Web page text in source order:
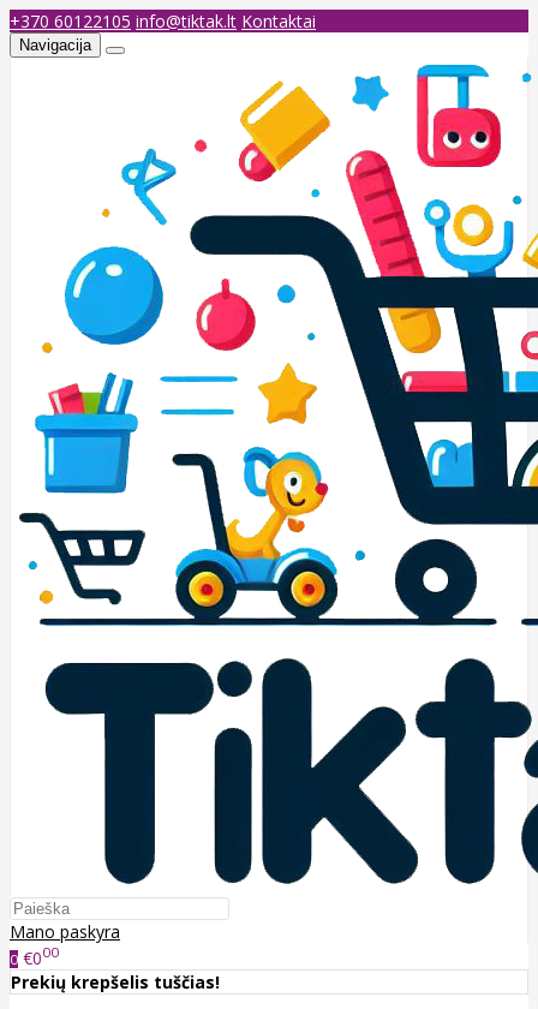
+370 60122105 info@tiktak.lt Kontaktai
Navigacija
Mano paskyra
0 €000
Prekių krepšelis tuščias!